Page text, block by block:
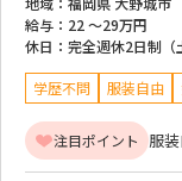
給与： 22 ～29万円
休日： 完全週休2日制（
学歴不問 服装自由
注目ポイント 服